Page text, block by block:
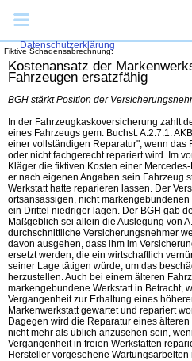
Impressum
Datenschutzerklärung
Fiktive Schadensabrechnung:
Kostenansatz der
Fahrzeugen ersatzfähig
BGH stärkt Position der
In der Fahrzeugkaskoversicherung zahlt
eines Fahrzeugs gem. Buchst. A.2.7.1.
einer vollständigen Reparatur", wenn das
oder nicht fachgerecht repariert wird. Im
Kläger die fiktiven Kosten einer
er nach eigenen Angaben sein Fahrzeug
Werkstatt hatte reparieren lassen. Der
ortsansässigen, nicht
ein Drittel niedriger lagen. Der BGH gab
Maßgeblich sei allein die Auslegung von
durchschnittliche Versicherungsnehmer
davon ausgehen, dass ihm im
ersetzt werden, die ein wirtschaftlich
seiner Lage tätigen würde, um das
herzustellen. Auch bei einem älteren
markengebundene Werkstatt in Betracht,
Vergangenheit zur Erhaltung eines
Markenwerkstatt gewartet und repariert
Dagegen wird die Reparatur eines
nicht mehr als üblich anzusehen sein,
Vergangenheit in freien Werkstätten
Hersteller vorgesehene